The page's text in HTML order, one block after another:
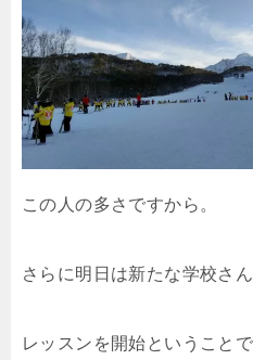
この人の多さですから。
さらに明日は新たな学校さ
レッスンを開始ということで